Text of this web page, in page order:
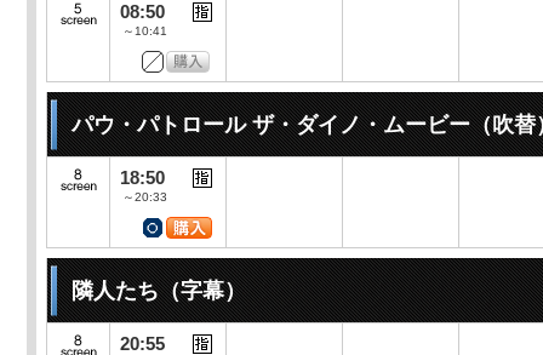
08:50
～10:41
パウ・パトロール ザ・ダイノ・ムービー（吹替
18:50
～20:33
隣人たち（字幕）
20:55